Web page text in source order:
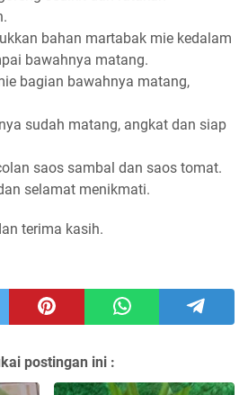
bahan martabak mie kedalam
bawahnya matang.
bagian bawahnya matang,
sudah matang, angkat dan siap
saos sambal dan saos tomat.
selamat menikmati.
terima kasih.
postingan ini :